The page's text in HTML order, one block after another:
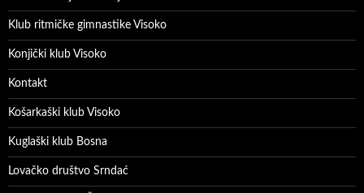
Klub ritmičke gimnastike Visoko
Konjički klub Visoko
Kontakt
Košarkaški klub Visoko
Kuglaški klub Bosna
Lovačko društvo Srndać